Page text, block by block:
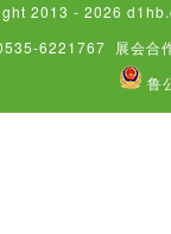
2013 - 2026
6221767 展会合
鲁